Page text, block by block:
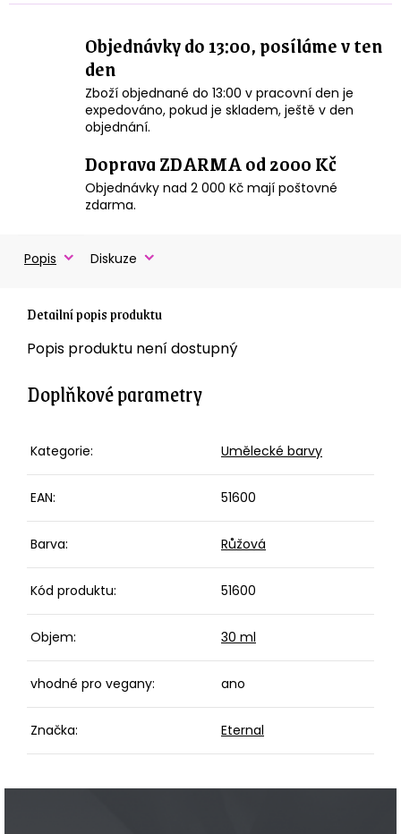
Objednávky do 13:00, posíláme v ten
den
Zboží objednané do 13:00 v pracovní den je
expedováno, pokud je skladem, ještě v den
objednání.
Doprava ZDARMA od 2000 Kč
Objednávky nad 2 000 Kč mají poštovné
zdarma.
Popis Diskuze
Detailní popis produktu
Popis produktu není dostupný
Doplňkové parametry
Kategorie: Umělecké barvy
EAN: 51600
Barva: Růžová
Kód produktu: 51600
Objem: 30 ml
vhodné pro vegany: ano
Značka: Eternal